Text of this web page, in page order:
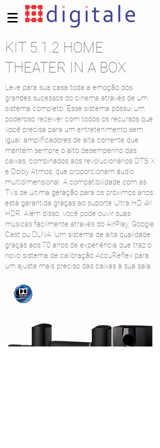
KIT 5.1.2 HOME
THEATER IN A BOX
Leve para sua casa toda a emoção dos
grandes sucessos do cinema através de um
sistema completo. Esse sistema possui um
poderoso receiver com todos os recursos que
você precisa para um entretenimento sem
igual: amplificadores de alta corrente que
mantém sempre o alto desempenho das
caixas, combinados aos revolucionários DTS X
e Dolby Atmos, que proporcionam áudio
multidimensional. A compatibilidade com as
TVs de última geração para os próximos anos
está garantida graças ao suporte Ultra HD 4K
HDR. Além disso, você pode ouvir suas
músicas facilmente através do AirPlay, Google
Cast ou DLNA. Um sistema de alta qualidade
graças aos 70 anos de experiência que traz o
novo sistema de calibração AccuReflex para
um ajuste mais preciso das caixas à sua sala.